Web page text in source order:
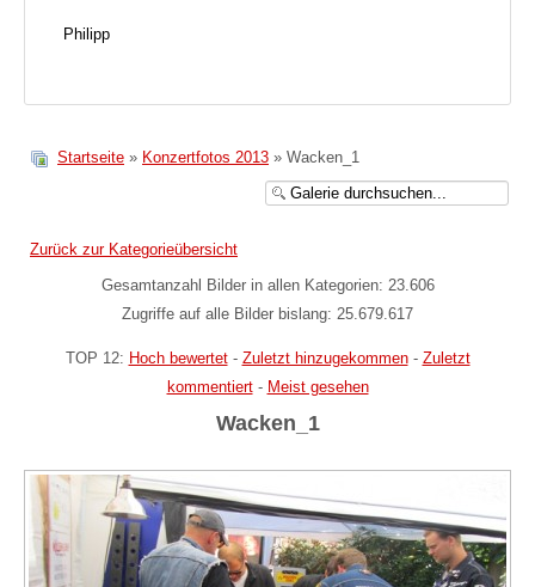
Philipp
Startseite » Konzertfotos 2013 » Wacken_1
Zurück zur Kategorieübersicht
Gesamtanzahl Bilder in allen Kategorien: 23.606
Zugriffe auf alle Bilder bislang: 25.679.617
TOP 12: Hoch bewertet- Zuletzt hinzugekommen- Zuletzt
kommentiert- Meist gesehen
Wacken_1